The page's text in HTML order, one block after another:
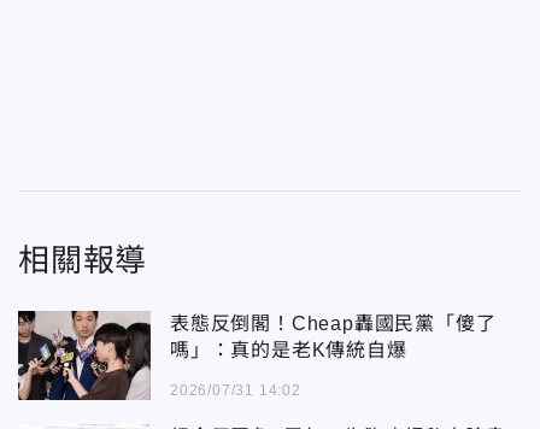
相關報導
表態反倒閣！Cheap轟國民黨「傻了
嗎」：真的是老K傳統自爆
2026/07/31 14:02